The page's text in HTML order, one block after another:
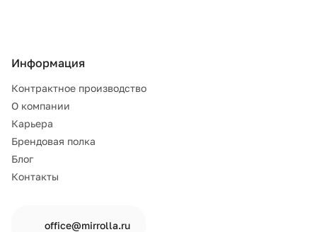
Информация
Контрактное производство
О компании
Карьера
Брендовая полка
Блог
Контакты
office@mirrolla.ru